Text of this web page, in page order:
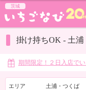
茨城
掛け持ちOK - 土
期間限定！２日入店で
エリア 土浦・つくば